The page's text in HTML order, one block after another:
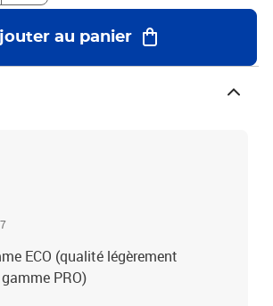
gros livres, catalogues, format
320x440mm Vêtements, certificats,
10 345x470mm 370x480mm Vêtements,
format A3+,...CD 180x165mm
spécial CD/DVD*dimensions +/- 10mmUn
/ prix en terme de protection et de
possibilité de réutiliser le film bulle pour
au panier
ECO (qualité légèrement
PRO)